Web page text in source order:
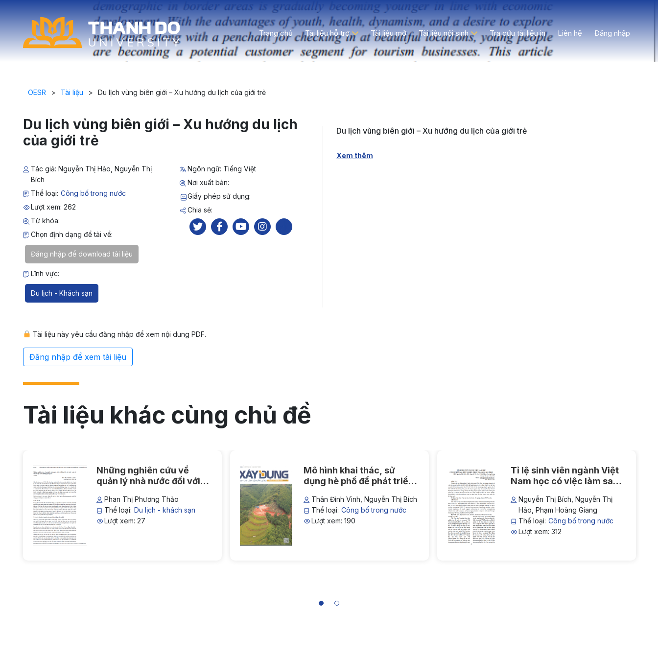
Trang chủ Tài liệu hỗ trợ Tài liệu mở Tài liệu nội sinh Tra cứu tài liệu in Liên hệ Đăng nhập
OESR > Tài liệu > Du lịch vùng biên giới – Xu hướng du lịch của giới trẻ
Du lịch vùng biên giới – Xu hướng du lịch
của giới trẻ
Tác giả: Nguyễn Thị Hảo, Nguyễn Thị
Bích
Thể loại: Công bố trong nước
Lượt xem: 262
Từ khóa:
Chọn định dạng để tải về:
Đăng nhập để download tài liệu
Lĩnh vực:
Du lịch - Khách sạn
Ngôn ngữ: Tiếng Việt
Nơi xuất bản:
Giấy phép sử dụng:
Chia sẻ:
Du lịch vùng biên giới – Xu hướng du lịch của giới trẻ
Xem thêm
Tài liệu này yêu cầu đăng nhập để xem nội dung PDF.
Đăng nhập để xem tài liệu
Tài liệu khác cùng chủ đề
Những nghiên cứu về
quản lý nhà nước đối với
vấn đề đặt ra và hướng giải
quyết
Phan Thị Phương Thảo
Thể loại: Du lịch - khách sạn
Lượt xem: 27
Mô hình khai thác, sử
dụng hè phố để phát triển
vững tại Thủ đô Hà Nội
Thân Đình Vinh, Nguyễn Thị Bích
Thể loại: Công bố trong nước
Lượt xem: 190
Tỉ lệ sinh viên ngành Việt
Nam học có việc làm sau
giải pháp
Nguyễn Thị Bích, Nguyễn Thị
Hảo, Phạm Hoàng Giang
Thể loại: Công bố trong nước
Lượt xem: 312